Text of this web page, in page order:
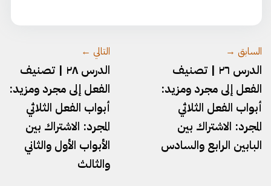
السابق →
الدرس ٢٦ | تصنيف
الفعل إلى مجرد ومزيد:
أبواب الفعل الثلاثي
المجرد: الاشتراك بين
البابين الرابع والسادس
التالي ←
الدرس ٢٨ | تصنيف
الفعل إلى مجرد ومزيد:
أبواب الفعل الثلاثي
المجرد: الاشتراك بين
الأبواب الأول والثاني
والثالث